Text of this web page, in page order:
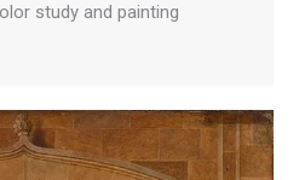
study and painting